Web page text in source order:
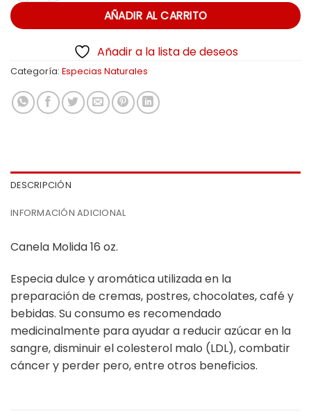
AÑADIR AL CARRITO
Añadir a la lista de deseos
Categoría: Especias Naturales
DESCRIPCIÓN
INFORMACIÓN ADICIONAL
Canela Molida 16 oz.
Especia dulce y aromática utilizada en la
preparación de cremas, postres, chocolates, café y
bebidas. Su consumo es recomendado
medicinalmente para ayudar a reducir azúcar en la
sangre, disminuir el colesterol malo (LDL), combatir
cáncer y perder pero, entre otros beneficios.